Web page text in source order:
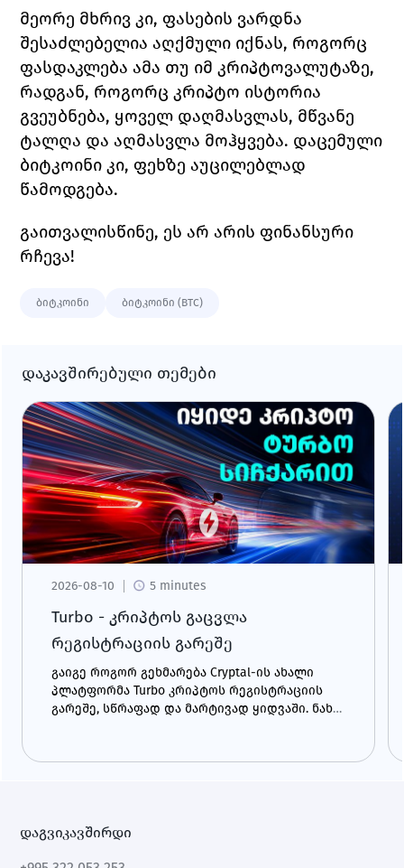
მეორე მხრივ კი, ფასების ვარდნა
შესაძლებელია აღქმული იქნას, როგორც
ფასდაკლება ამა თუ იმ კრიპტოვალუტაზე,
რადგან, როგორც კრიპტო ისტორია
გვეუბნება, ყოველ დაღმასვლას, მწვანე
ტალღა და აღმასვლა მოჰყვება. დაცემული
ბიტკოინი კი, ფეხზე აუცილებლად
წამოდგება.
გაითვალისწინე, ეს არ არის ფინანსური
რჩევა!
ბიტკოინი ბიტკოინი (BTC)
დაკავშირებული თემები
2026-08-10 5 minutes
Turbo - კრიპტოს გაცვლა
რეგისტრაციის გარეშე
გაიგე როგორ გეხმარება Cryptal-ის ახალი
პლატფორმა Turbo კრიპტოს რეგისტრაციის
გარეშე, სწრაფად და მარტივად ყიდვაში. ნახე
დაგვიკავშირდი